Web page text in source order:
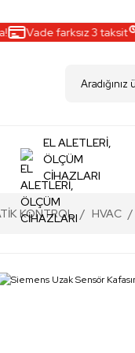
Vade farksız 3 taksit
EL ALETLERİ,
ÖLÇÜM
CİHAZLARI
KONTROL HVAC